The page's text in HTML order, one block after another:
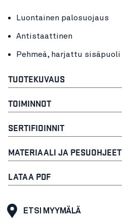
Luontainen palosuojaus
Antistaattinen
Pehmeä, harjattu sisäpuoli
TUOTEKUVAUS
TOIMINNOT
SERTIFIOINNIT
MATERIAALI JA PESUOHJEET
LATAA PDF
ETSI MYYMÄLÄ